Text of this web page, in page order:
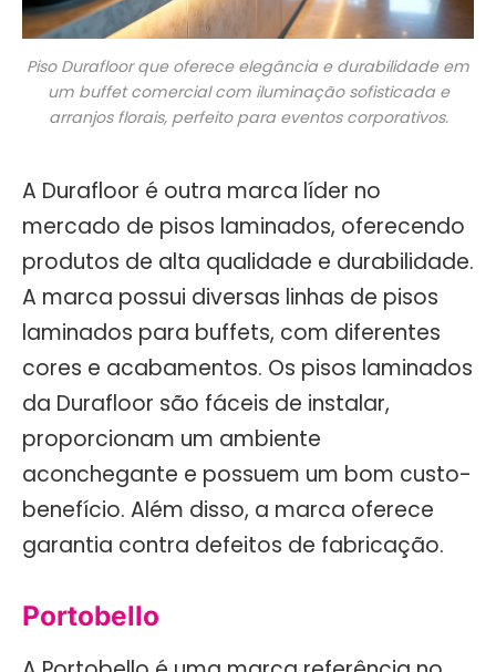
Piso Durafloor que oferece elegância e durabilidade em
um buffet comercial com iluminação sofisticada e
arranjos florais, perfeito para eventos corporativos.
A Durafloor é outra marca líder no
mercado de pisos laminados, oferecendo
produtos de alta qualidade e durabilidade.
A marca possui diversas linhas de pisos
laminados para buffets, com diferentes
cores e acabamentos. Os pisos laminados
da Durafloor são fáceis de instalar,
proporcionam um ambiente
aconchegante e possuem um bom custo-
benefício. Além disso, a marca oferece
garantia contra defeitos de fabricação.
Portobello